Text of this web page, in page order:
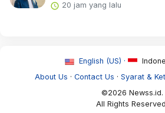
20 jam yang lalu
English (US) ·
About Us · Contact Us · Syarat &
©2026 Newss.id.
All Rights